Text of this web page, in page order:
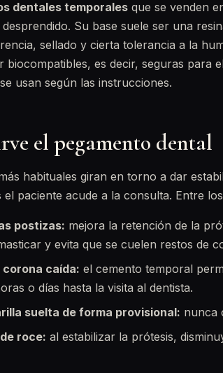
dentales temporales que se venden
Su base suele ser una
sellado y cierta tolerancia a la
biocompatibles, es decir, seguras para
usan según las instrucciones.
el pegamento dental
habituales giran en torno a dar
el paciente acude a la consulta. Entre
postizas: mejora la retención de la
y evita que se cuelen restos de
corona caída: el cemento temporal
o días hasta la visita al dentista.
suelta de forma provisional: nunca
roce: al estabilizar la prótesis,